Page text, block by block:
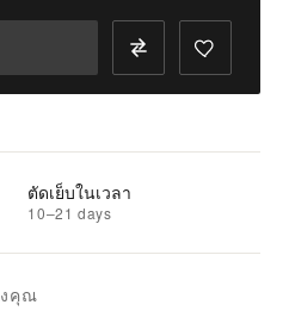
ตัดเย็บในเวลา
10–21 days
คุณ